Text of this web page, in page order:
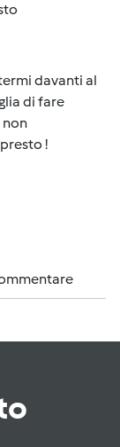
davanti al
di fare
non
!